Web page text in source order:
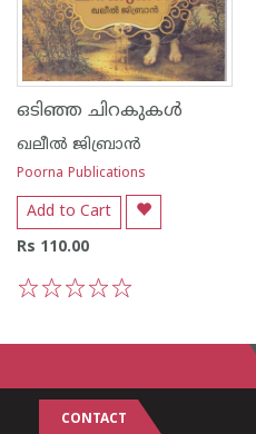
ഒടിഞ്ഞ ചിറകുകള്‍
ഖലീല്‍ ജിബ്രാന്‍
Poorna Publications
Add to Cart
Rs 110.00
CONTACT